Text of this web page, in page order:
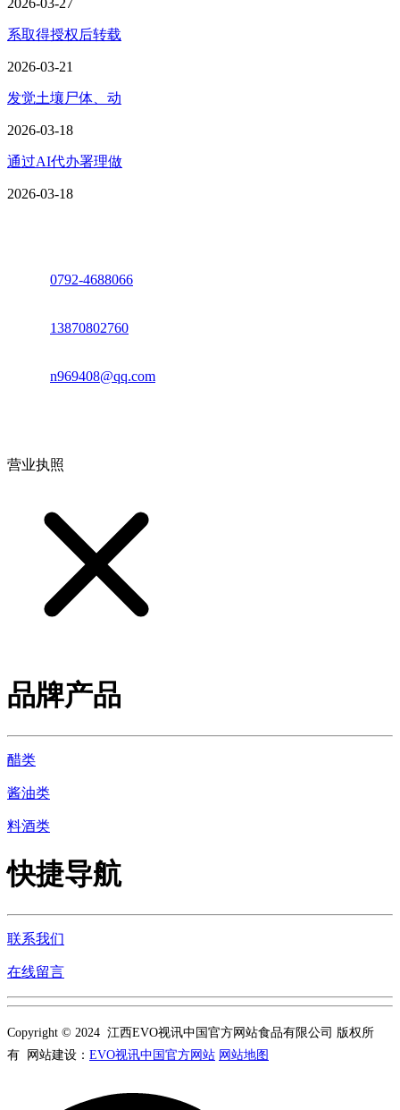
系取得授权后转载
2026-03-21
发觉土壤尸体、动
2026-03-18
通过AI代办署理做
2026-03-18
0792-4688066
13870802760
n969408@qq.com
营业执照
品牌产品
醋类
酱油类
料酒类
快捷导航
联系我们
在线留言
Copyright © 2024 江西EVO视讯中国官方网站食品有限公司 版权所
有 网站建设： EVO视讯中国官方网站 网站地图